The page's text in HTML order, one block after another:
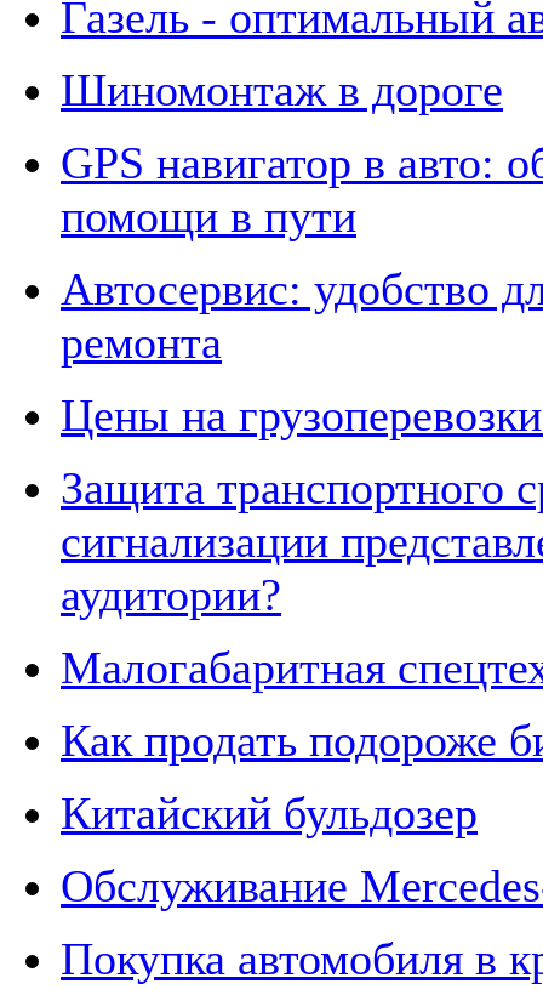
Газель - оптимальный
Шиномонтаж в дороге
GPS навигатор в авто:
помощи в пути
Автосервис: удобство
ремонта
Цены на
Защита транспортного
сигнализации
аудитории?
Малогабаритная
Как продать подороже
Китайский бульдозер
Обслуживание
Покупка автомобиля в